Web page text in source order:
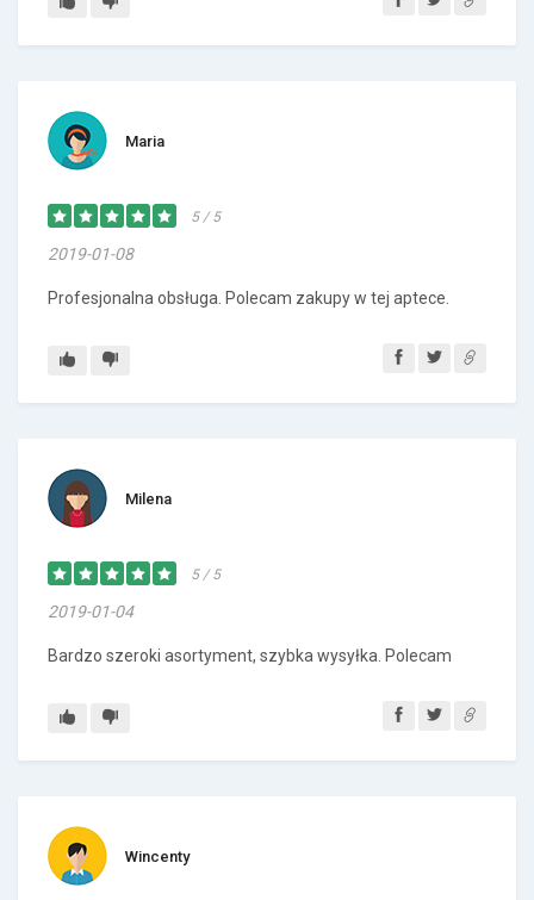
Maria
5 / 5
2019-01-08
Profesjonalna obsługa. Polecam zakupy w tej aptece.
Milena
5 / 5
2019-01-04
Bardzo szeroki asortyment, szybka wysyłka. Polecam
Wincenty